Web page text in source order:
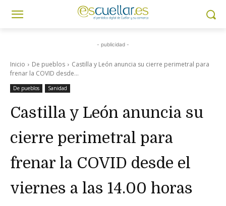
- publicidad -
Inicio De pueblos
Castilla y León anuncia su cierre perimetral para
frenar la COVID desde...
De pueblos Sanidad
Castilla y León anuncia su
cierre perimetral para
frenar la COVID desde el
viernes a las 14.00 horas